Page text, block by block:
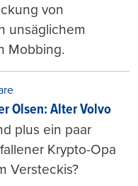
von
unsäglichem
Mobbing.
Olsen: Alter Volvo
plus ein paar
Krypto-Opa
Versteckis?